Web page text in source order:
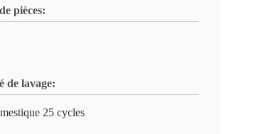
pièces:
de lavage:
25 cycles